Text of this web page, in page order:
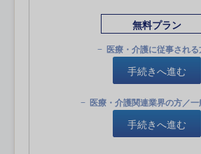
無料プラン
医療・介護に従事される
手続きへ進む
医療・介護関連業界の方／一
手続きへ進む